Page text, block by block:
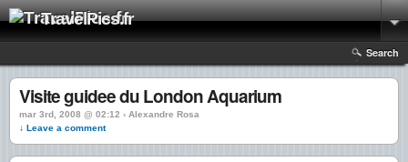
TravelPics.fr
Search
Visite guidee du London Aquarium
mar 3rd, 2008 @ 02:12 › Alexandre Rosa
↓ Leave a comment